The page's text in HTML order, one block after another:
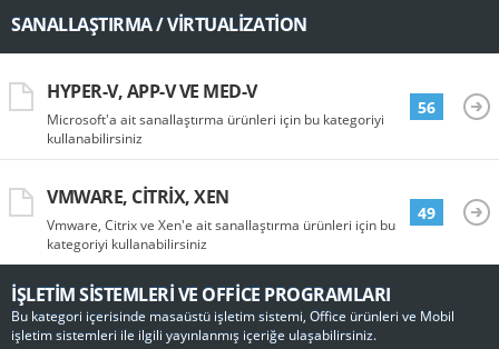
SANALLAŞTIRMA / VIRTUALIZATION
HYPER-V, APP-V VE MED-V
Microsoft'a ait sanallaştırma ürünleri için bu kategoriyi
kullanabilirsiniz
56
VMWARE, CITRIX, XEN
Vmware, Citrix ve Xen'e ait sanallaştırma ürünleri için bu
kategoriyi kullanabilirsiniz
49
İŞLETIM SISTEMLERI VE OFFICE PROGRAMLARI
Bu kategori içerisinde masaüstü işletim sistemi, Office ürünleri ve Mobil
işletim sistemleri ile ilgili yayınlanmış içeriğe ulaşabilirsiniz.